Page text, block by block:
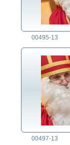
00495-13
00497-13